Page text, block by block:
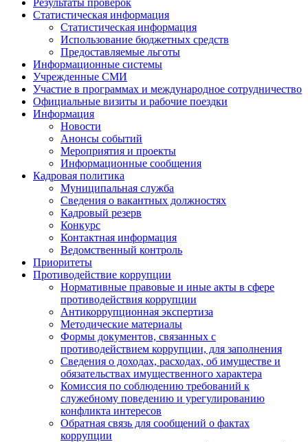
Результаты проверок
Статистическая информация
Статистическая информация
Использование бюджетных средств
Предоставляемые льготы
Информационные системы
Учрежденные СМИ
Участие в программах и международное сотрудничество
Официальные визиты и рабочие поездки
Информация
Новости
Анонсы событий
Мероприятия и проекты
Информационные сообщения
Кадровая политика
Муниципальная служба
Сведения о вакантных должностях
Кадровый резерв
Конкурс
Контактная информация
Ведомственный контроль
Приоритеты
Противодействие коррупции
Нормативные правовые и иные акты в сфере
противодействия коррупции
Антикоррупционная экспертиза
Методические материалы
Формы документов, связанных с
противодействием коррупции, для заполнения
Сведения о доходах, расходах, об имуществе и
обязательствах имущественного характера
Комиссия по соблюдению требований к
служебному поведению и урегулированию
конфликта интересов
Обратная связь для сообщений о фактах
коррупции